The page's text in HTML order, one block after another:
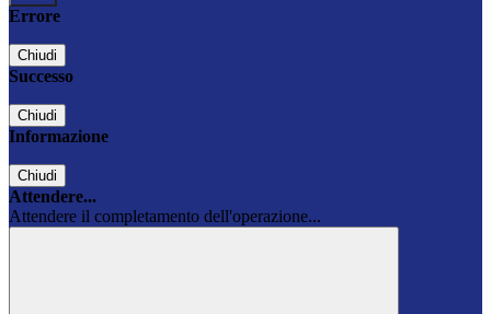
Errore
Chiudi
Successo
Chiudi
Informazione
Chiudi
Attendere...
Attendere il completamento dell'operazione...